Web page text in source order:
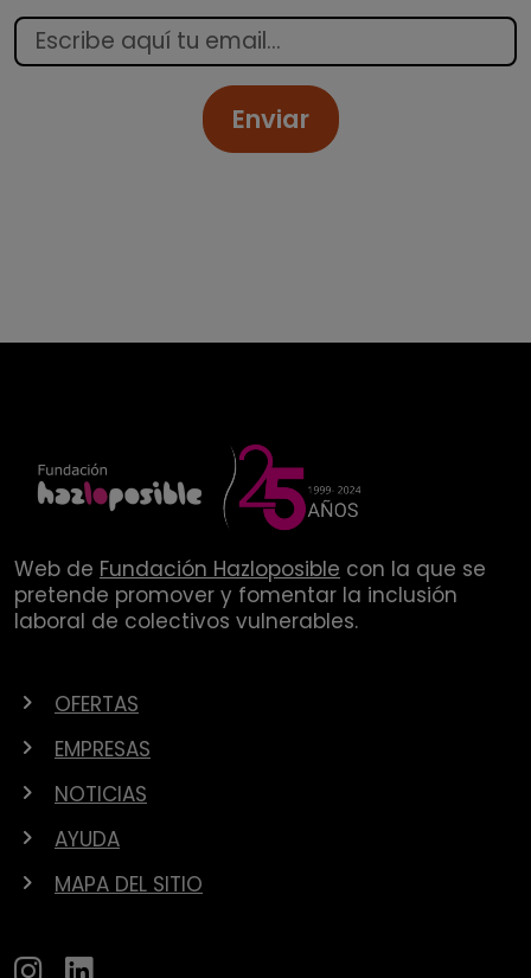
Enviar
Web de Fundación Hazloposible con la que se
pretende promover y fomentar la inclusión
laboral de colectivos vulnerables.
OFERTAS
EMPRESAS
NOTICIAS
AYUDA
MAPA DEL SITIO